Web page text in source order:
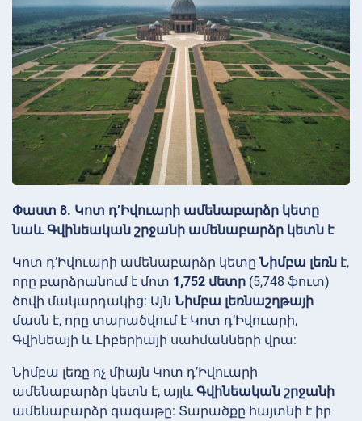
Փաստ 8. Կոտ դ’Իվուարի ամենաբարձր կետը
նաև Գվինեական շրջանի ամենաբարձր կետն է
Կոտ դ’Իվուարի ամենաբարձր կետը Նիմբա լեռն է,
որը բարձրանում է մոտ 1,752 մետր (5,748 ֆուտ)
ծովի մակարդակից: Այն Նիմբա լեռնաշղթայի
մասն է, որը տարածվում է Կոտ դ’Իվուարի,
Գվինեայի և Լիբերիայի սահմանների վրա:
Նիմբա լեռը ոչ միայն Կոտ դ’Իվուարի
ամենաբարձր կետն է, այլև Գվինեական շրջանի
ամենաբարձր գագաթը: Տարածքը հայտնի է իր